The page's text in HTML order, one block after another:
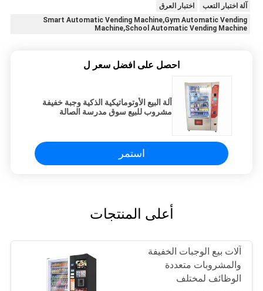
آلة اختبار التعب
اختبار العرق
Smart Automatic Vending Machine,Gym Automatic Vending
Machine,School Automatic Vending Machine
احصل على افضل سعر ل
آلة البيع الأوتوماتيكية الذكية وجبة خفيفة
مشروب للبيع سوق مدرسة الصالة
استمر
أعلى المنتجات
آلات بيع الوجبات الخفيفة
والمشروبات متعددة
الوظائف لمختلف